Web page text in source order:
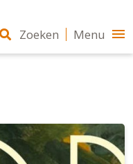
Zoeken Menu